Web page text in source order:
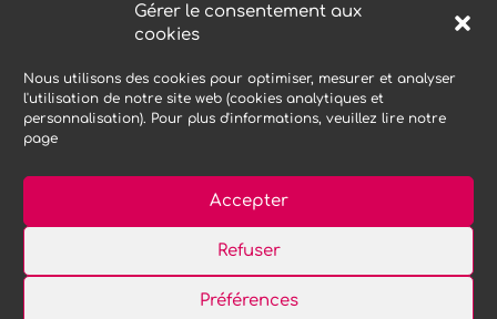
Gérer le consentement aux
cookies
Nous utilisons des cookies pour optimiser, mesurer et analyser
l'utilisation de notre site web (cookies analytiques et
personnalisation). Pour plus d'informations, veuillez lire notre
page
Accepter
Refuser
Préférences
RECHERCHER SUR LE SITE
Search Button
NEWSLETTER